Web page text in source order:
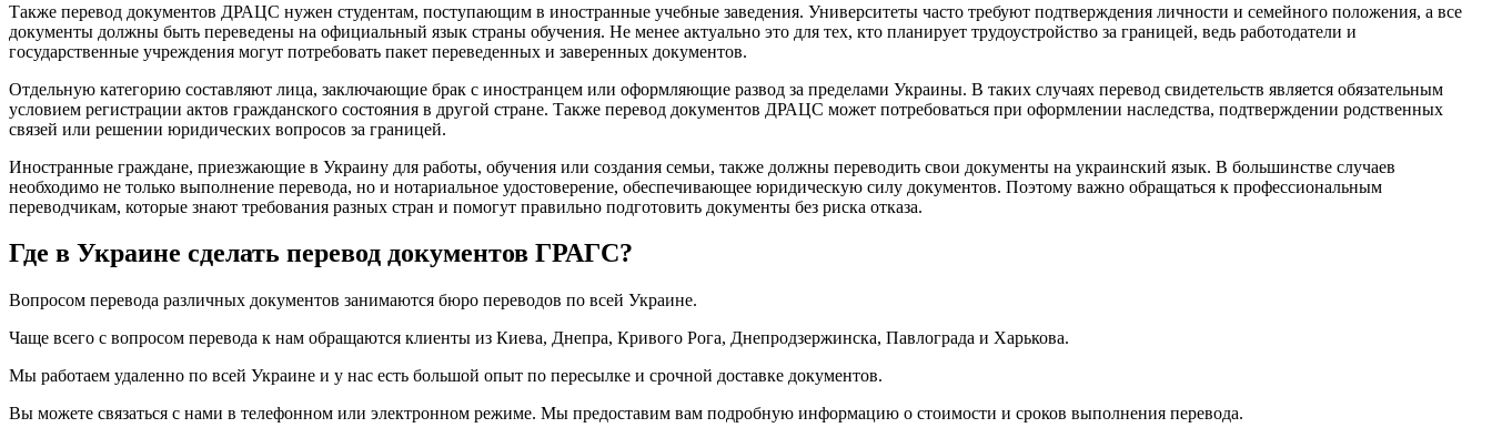
Также перевод документов ДРАЦС нужен студентам, поступающим в иностранные учебные заведения. Университеты часто требуют подтверждения личности и семейного положения, а все
документы должны быть переведены на официальный язык страны обучения. Не менее актуально это для тех, кто планирует трудоустройство за границей, ведь работодатели и
государственные учреждения могут потребовать пакет переведенных и заверенных документов.
Отдельную категорию составляют лица, заключающие брак с иностранцем или оформляющие развод за пределами Украины. В таких случаях перевод свидетельств является обязательным
условием регистрации актов гражданского состояния в другой стране. Также перевод документов ДРАЦС может потребоваться при оформлении наследства, подтверждении родственных
связей или решении юридических вопросов за границей.
Иностранные граждане, приезжающие в Украину для работы, обучения или создания семьи, также должны переводить свои документы на украинский язык. В большинстве случаев
необходимо не только выполнение перевода, но и нотариальное удостоверение, обеспечивающее юридическую силу документов. Поэтому важно обращаться к профессиональным
переводчикам, которые знают требования разных стран и помогут правильно подготовить документы без риска отказа.
Где в Украине сделать перевод документов ГРАГС?
Вопросом перевода различных документов занимаются бюро переводов по всей Украине.
Чаще всего с вопросом перевода к нам обращаются клиенты из Киева, Днепра, Кривого Рога, Днепродзержинска, Павлограда и Харькова.
Мы работаем удаленно по всей Украине и у нас есть большой опыт по пересылке и срочной доставке документов.
Вы можете связаться с нами в телефонном или электронном режиме. Мы предоставим вам подробную информацию о стоимости и сроков выполнения перевода.